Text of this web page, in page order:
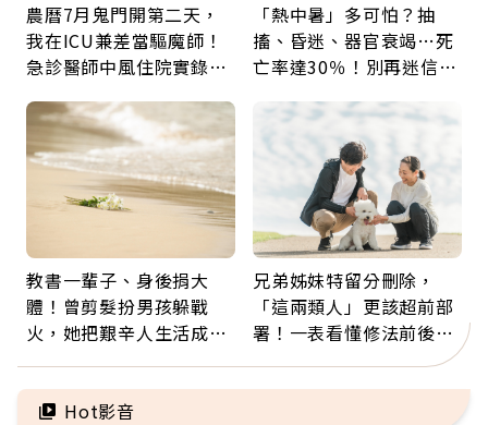
農曆7月鬼門開第二天，
我在ICU兼差當驅魔師！
急診醫師中風住院實錄：
「熱中暑」多可怕？抽
搐、昏迷、器官衰竭…死
亡率達30％！別再迷信
5招才能真救命
教書一輩子、身後捐大
體！曾剪髮扮男孩躲戰
火，她把艱辛人生活成風
福
兄弟姊妹特留分刪除，
「這兩類人」更該超前部
署！一表看懂修法前後差
異：沒留遺囑手足反而分
更多
Hot影音